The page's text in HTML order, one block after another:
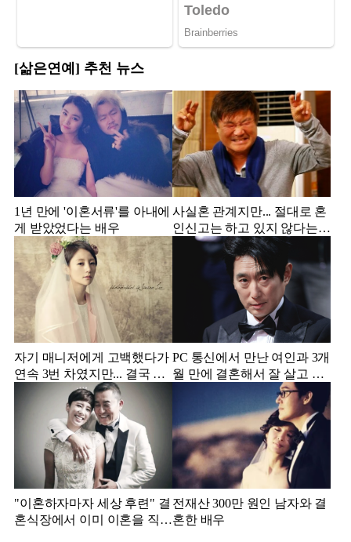
[삶은연예] 추천 뉴스
1년 만에 '이혼서류'를 아내에
게 받았었다는 배우
사실혼 관계지만... 절대로 혼
인신고는 하고 있지 않다는
배우
자기 매니저에게 고백했다가
연속 3번 차였지만... 결국 결
혼에 성공한 배우
PC 통신에서 만난 여인과 3개
월 만에 결혼해서 잘 살고 있
"이혼하자마자 세상 후련" 결
혼식장에서 이미 이혼을 직감
전재산 300만 원인 남자와 결
혼한 배우